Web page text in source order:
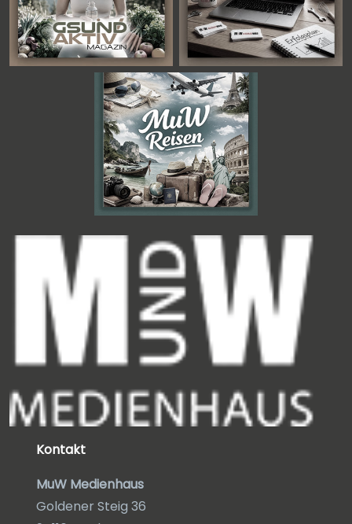
Kontakt
MuW Medienhaus
Goldener Steig 36